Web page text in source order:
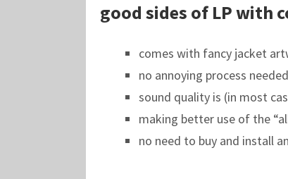
good sides of LP with
comes with fancy jacket
no annoying process
sound quality is (in most
making better use of the
no need to buy and install